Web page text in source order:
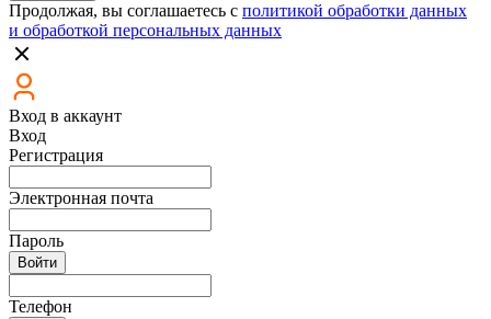
Продолжая, вы соглашаетесь с политикой обработки данных
и обработкой персональных данных
Вход в аккаунт
Вход
Регистрация
Электронная почта
Пароль
Войти
Телефон